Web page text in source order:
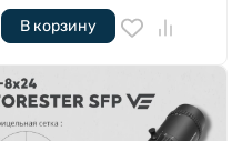
В корзину